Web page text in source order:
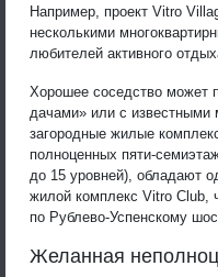
Например, проект Vitro
несколькими
любителей активного
Хорошее соседство может
дачами» или с
загородные жилые
полноценных пяти-
до 15 уровней), обладают
жилой комплекс Vitro Club,
по Рублево-Успенскому
Желанная